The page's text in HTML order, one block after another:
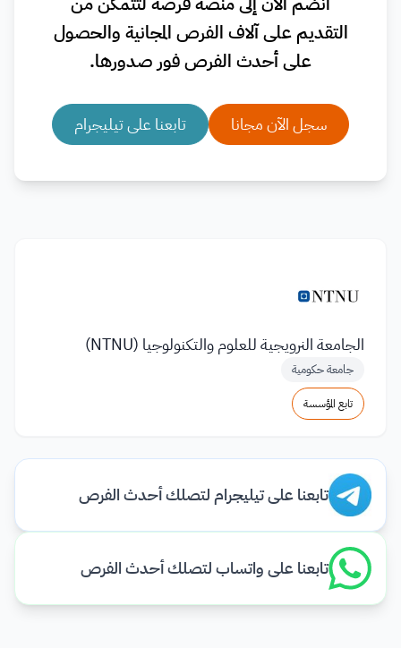
التقديم على آلاف الفرص المجانية والحصول
على أحدث الفرص فور صدورها.
سجل الآن مجانا تابعنا على تيليجرام
الجامعة النرويجية للعلوم والتكنولوجيا (NTNU)
جامعة حكومية
تابع المؤسسة
تابعنا على تيليجرام لتصلك أحدث الفرص
تابعنا على واتساب لتصلك أحدث الفرص